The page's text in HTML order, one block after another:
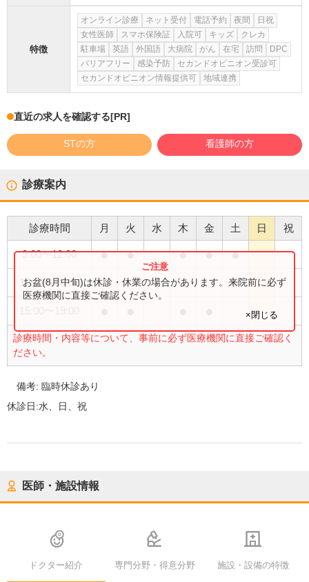
特徴
オンライン診療 ネット受付 電話予約 夜間
日祝
女性医師
スマホ保険証 入院可 キッズ
クレカ
駐車場
英語 外国語 大病院 がん 在宅 訪問
DPC
バリアフリー
感染予防
セカンドオピニオン受診可
セカンドオピニオン情報提供可
地域連携
直近の求人を確認する[PR]
STの方 看護師の方
診療案内
診療時間 月 火 水 木 金 土 日 祝
9:00〜12:00 ● ● ● ● ●
13:30〜15:00 ●
診療時間・内容等について、事前に必ず医療機関に直接ご確認く
ださい。
お盆(8月中旬)は休診・休業の場合があります。来院前に必ず
医療機関に直接ご確認ください。
×閉じる
備考:臨時休診あり
休診日:水、日、祝
医師・施設情報
ドクター紹介 専門分野・得意分野 施設・設備の特徴